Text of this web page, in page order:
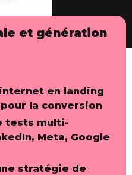
et génération
en landing
la conversion
tests multi-
Meta, Google
stratégie de